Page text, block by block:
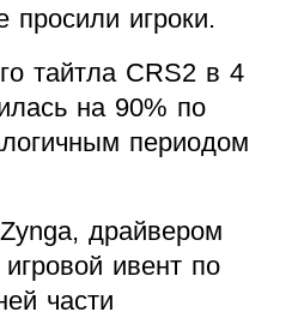
просили игроки.
тайтла CRS2 в 4
на 90% по
периодом
драйвером
ивент по
части